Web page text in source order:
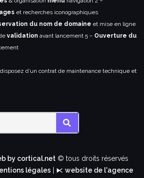
et recherches iconographiques
du nom de domaine et mise en ligne
validation avant lancement 5 – Ouverture du
d’un contrat de maintenance technique et
SEARCH
by cortical.net © tous droits réservés
légales | ⧔ website de l'agence